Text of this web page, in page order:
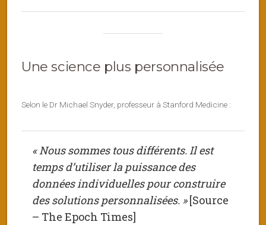
Une science plus personnalisée
Selon le Dr Michael Snyder, professeur à Stanford Medicine :
« Nous sommes tous différents. Il est
temps d’utiliser la puissance des
données individuelles pour construire
des solutions personnalisées. »[Source
– The Epoch Times]